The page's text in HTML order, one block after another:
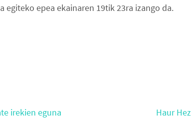
egiteko epea ekainaren 19tik 23ra izango da.
irekien eguna
Haur